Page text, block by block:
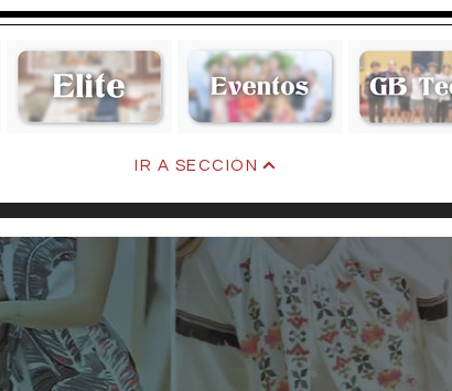
Victoria
IR A SECCIÓN